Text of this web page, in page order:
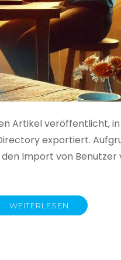
Artikel veröffentlicht,
exportiert.
Import von Benutzer
WEITERLESEN